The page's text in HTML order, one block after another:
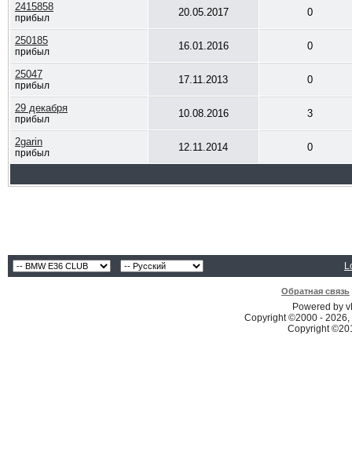
2415858
прибыл 20.05.2017 0
250185
прибыл 16.01.2016 0
25047
прибыл 17.11.2013 0
29 декабря
прибыл 10.08.2016 3
2garin
прибыл 12.11.2014 0
Обратная связь
Powered by
Copyright ©2000 -
Copyright